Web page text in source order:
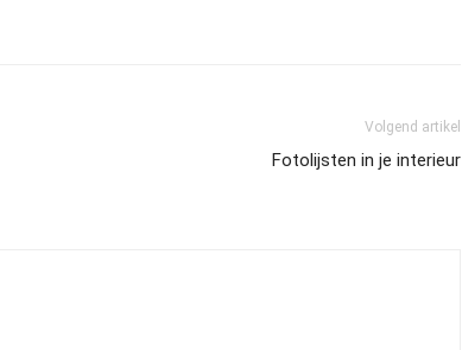
Volgend artikel
Fotolijsten in je interieur